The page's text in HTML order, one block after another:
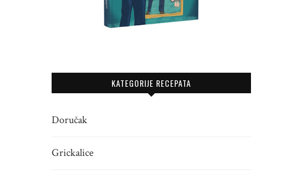
KATEGORIJE RECEPATA
Doručak
Grickalice